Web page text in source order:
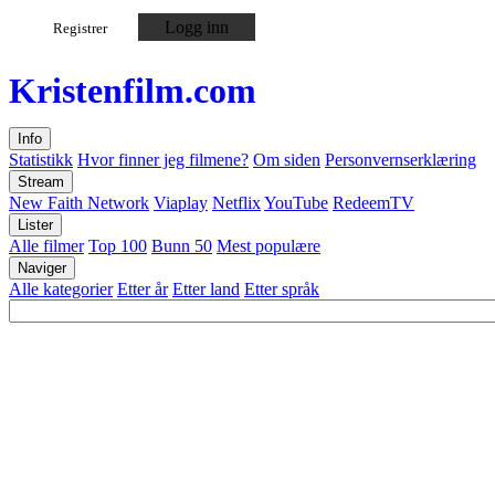
Registrer Logg inn
Kristenfilm.com
Info
Statistikk Hvor finner jeg filmene? Om siden Personvernserklæring
Stream
New Faith Network Viaplay NetflixYouTube RedeemTV
Lister
Alle filmer Top 100 Bunn 50 Mest populære
Naviger
Alle kategorier Etter år Etter land Etter språk